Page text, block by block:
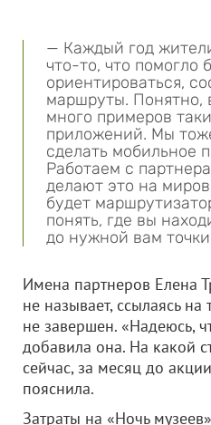
— Каждый год
что-то, что помогло
ориентироваться,
маршруты. Понятно,
много примеров
приложений. Мы
сделать мобильное
Работаем с
делают это на
будет
понять, где вы
до нужной вам
Имена партнеров Елена
не называет, ссылаясь на
не завершен. «Надеюсь,
добавила она. На какой
сейчас, за месяц до
пояснила.
Затраты на «Ночь